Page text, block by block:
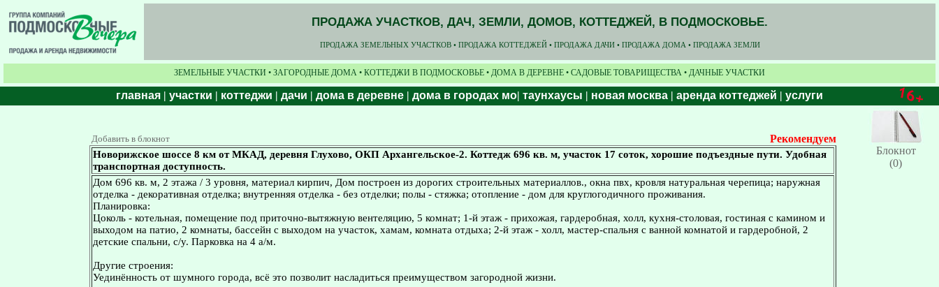
ПРОДАЖА УЧАСТКОВ, ДАЧ, ЗЕМЛИ, ДОМОВ, КОТТЕДЖЕЙ, В ПОДМОСКОВЬЕ.
ПРОДАЖА ЗЕМЕЛЬНЫХ УЧАСТКОВ • ПРОДАЖА КОТТЕДЖЕЙ • ПРОДАЖА ДАЧИ • ПРОДАЖА ДОМА • ПРОДАЖА ЗЕМЛИ
ЗЕМЕЛЬНЫЕ УЧАСТКИ • ЗАГОРОДНЫЕ ДОМА • КОТТЕДЖИ В ПОДМОСКОВЬЕ • ДОМА В ДЕРЕВНЕ • САДОВЫЕ ТОВАРИЩЕСТВА • ДАЧНЫЕ УЧАСТКИ
главная | участки | коттеджи | дачи | дома в деревне | дома в городах мо| таунхаусы | новая москва | аренда коттеджей | услуги
Добавить в блокнот Рекомендуем
Новорижское шоссе 8 км от МКАД, деревня Глухово, ОКП Архангельское-2. Коттедж 696 кв. м, участок 17 соток, хорошие подъездные пути. Удобная
транспортная доступность.
Дом 696 кв. м, 2 этажа / 3 уровня, материал кирпич, Дом построен из дорогих строительных материаллов., окна пвх, кровля натуральная черепица; наружная
отделка - декоративная отделка; внутренняя отделка - без отделки; полы - стяжка; отопление - дом для круглогодичного проживания.
Планировка:
Цоколь - котельная, помещение под приточно-вытяжную вентеляцию, 5 комнат; 1-й этаж - прихожая, гардеробная, холл, кухня-столовая, гостиная с камином и
выходом на патио, 2 комнаты, бассейн с выходом на участок, хамам, комната отдыха; 2-й этаж - холл, мастер-спальня с ванной комнатой и гардеробной, 2
детские спальни, с/у. Парковка на 4 а/м.
Другие строения:
Уединённость от шумного города, всё это позволит насладиться преимуществом загородной жизни.
Блокнот
(0)